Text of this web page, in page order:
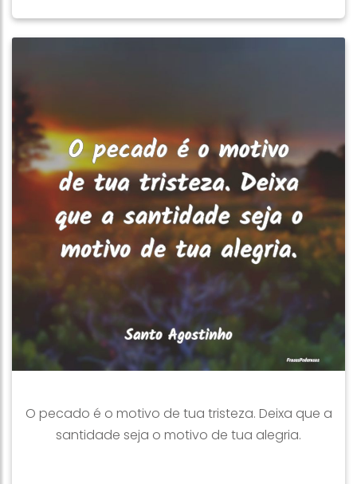
O pecado é o motivo de tua tristeza. Deixa que a
santidade seja o motivo de tua alegria.